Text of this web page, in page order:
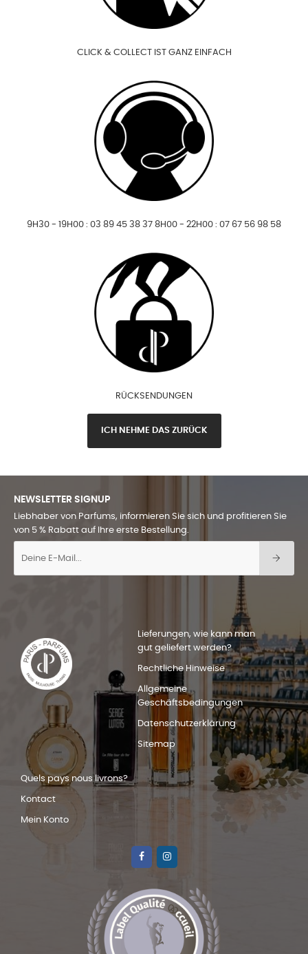
CLICK & COLLECT IST GANZ EINFACH
9H30 - 19H00 : 03 89 45 38 37 8H00 - 22H00 : 07 67 56 98 58
RÜCKSENDUNGEN
ICH NEHME DAS ZURÜCK
NEWSLETTER SIGNUP
Liebhaber von Parfums, informieren Sie sich und profitieren Sie
von 5 % Rabatt auf Ihre erste Bestellung.
Lieferungen, wie kann man
gut geliefert werden?
Rechtliche Hinweise
Allgemeine
Geschäftsbedingungen
Datenschutzerklärung
Sitemap
Quels pays nous livrons?
Kontact
Mein Konto